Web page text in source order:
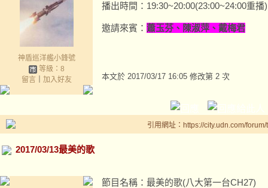
神盾巡洋艦小鋒號
等級：8
留言｜ 加入好友
播出時間：19:30~20:00(23:00~24:00重播)
邀請來賓： 蕭玉芬、陳淑萍、戴梅君
本文於 2017/03/17 16:05 修改第 2 次
引用網址：https://city.udn.com/
2017/03/13最美的歌
節目名稱：最美的歌(八大第一台CH27)